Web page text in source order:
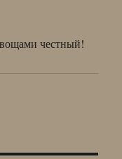
честный!